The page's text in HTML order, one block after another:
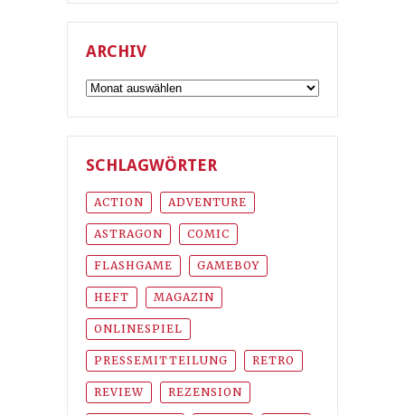
ARCHIV
Archiv
SCHLAGWÖRTER
ACTION ADVENTURE
ASTRAGON COMIC
FLASHGAME GAMEBOY
HEFT MAGAZIN
ONLINESPIEL
PRESSEMITTEILUNG RETRO
REVIEW REZENSION